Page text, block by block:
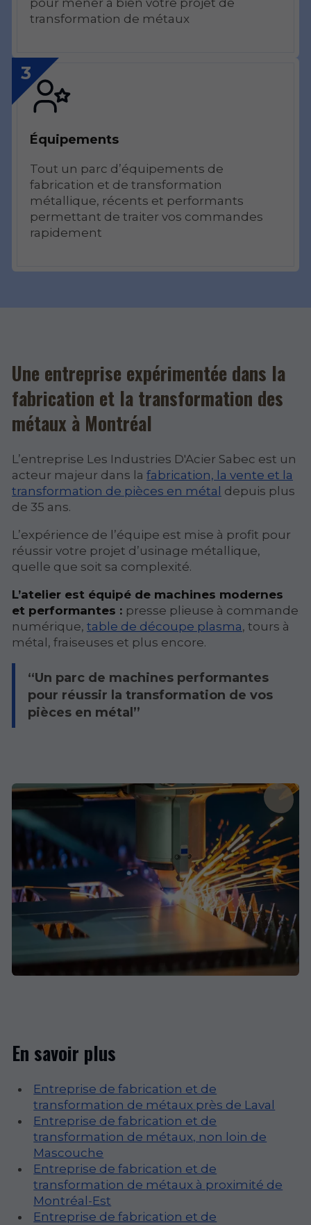
transformation de métaux
Équipements
Tout un parc d’équipements de
fabrication et de transformation
métallique, récents et performants
permettant de traiter vos commandes
rapidement
3
Une entreprise expérimentée dans la
fabrication et la transformation des
métaux à Montréal
L’entreprise Les Industries D'Acier Sabec est un
acteur majeur dans lafabrication, la vente et la
transformation de pièces en métal depuis plus
de 35 ans.
L’expérience de l’équipe est mise à profit pour
réussir votre projet d’usinage métallique,
quelle que soit sa complexité.
L’atelier est équipé de machines modernes
et performantes : presse plieuse à commande
numérique,table de découpe plasma, tours à
métal, fraiseuses et plus encore.
Un parc de machines performantes
pour réussir la transformation de vos
pièces en métal
En savoir plus
Entreprise de fabrication et de
transformation de métaux près de Laval
Entreprise de fabrication et de
transformation de métaux, non loin de
Mascouche
Entreprise de fabrication et de
transformation de métaux à proximité de
Montréal-Est
Entreprise de fabrication et de